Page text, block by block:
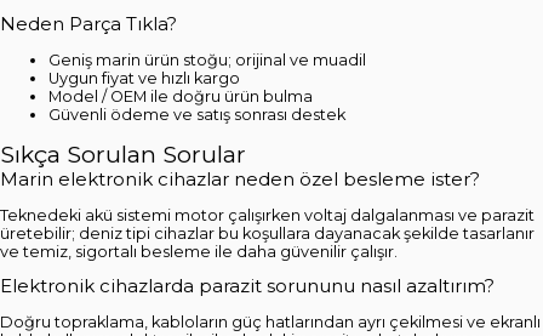
Neden Parça Tıkla?
Geniş marin ürün stoğu; orijinal ve muadil
Uygun fiyat ve hızlı kargo
Model / OEM ile doğru ürün bulma
Güvenli ödeme ve satış sonrası destek
Sıkça Sorulan Sorular
Marin elektronik cihazlar neden özel besleme ister?
Teknedeki akü sistemi motor çalışırken voltaj dalgalanması ve parazit
üretebilir; deniz tipi cihazlar bu koşullara dayanacak şekilde tasarlanır
ve temiz, sigortalı besleme ile daha güvenilir çalışır.
Elektronik cihazlarda parazit sorununu nasıl azaltırım?
Doğru topraklama, kabloların güç hatlarından ayrı çekilmesi ve ekranlı